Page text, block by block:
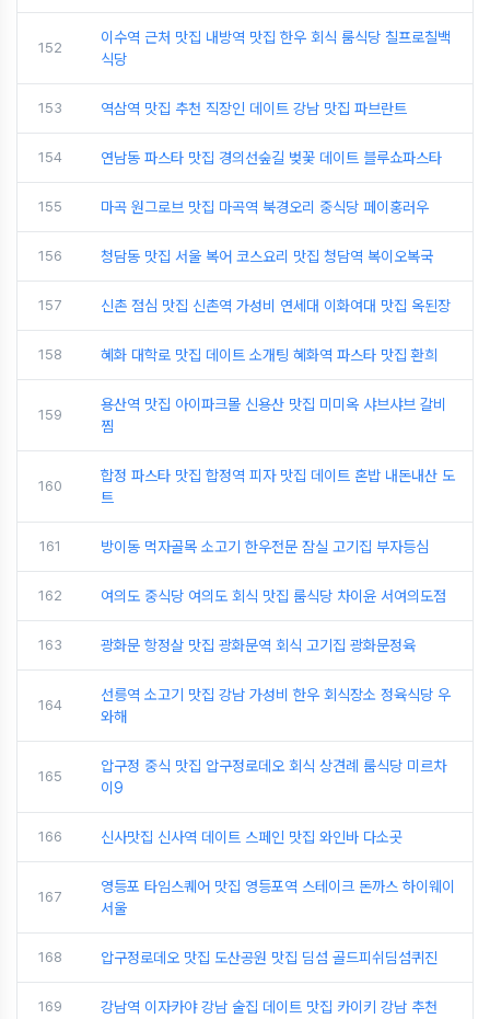
152
이수역 근처 맛집 내방역 맛집 한우 회식 룸식당 칠프로칠백
식당
153 역삼역 맛집 추천 직장인 데이트 강남 맛집 파브란트
154 연남동 파스타 맛집 경의선숲길 벚꽃 데이트 블루쇼파스타
155 마곡 원그로브 맛집 마곡역 북경오리 중식당 페이홍러우
156 청담동 맛집 서울 복어 코스요리 맛집 청담역 복이오복국
157 신촌 점심 맛집 신촌역 가성비 연세대 이화여대 맛집 옥된장
158 혜화 대학로 맛집 데이트 소개팅 혜화역 파스타 맛집 환희
159
용산역 맛집 아이파크몰 신용산 맛집 미미옥 샤브샤브 갈비
찜
160
합정 파스타 맛집 합정역 피자 맛집 데이트 혼밥 내돈내산 도
트
161 방이동 먹자골목 소고기 한우전문 잠실 고기집 부자등심
162 여의도 중식당 여의도 회식 맛집 룸식당 차이윤 서여의도점
163 광화문 항정살 맛집 광화문역 회식 고기집 광화문정육
164
선릉역 소고기 맛집 강남 가성비 한우 회식장소 정육식당 우
와해
165
압구정 중식 맛집 압구정로데오 회식 상견례 룸식당 미르차
이9
166 신사맛집 신사역 데이트 스페인 맛집 와인바 다소곳
167
영등포 타임스퀘어 맛집 영등포역 스테이크 돈까스 하이웨이
서울
168 압구정로데오 맛집 도산공원 맛집 딤섬 골드피쉬딤섬퀴진
169 강남역 이자카야 강남 술집 데이트 맛집 카이키 강남 추천